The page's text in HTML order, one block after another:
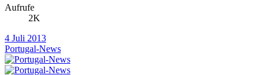
Aufrufe
2K
4 Juli 2013
Portugal-News